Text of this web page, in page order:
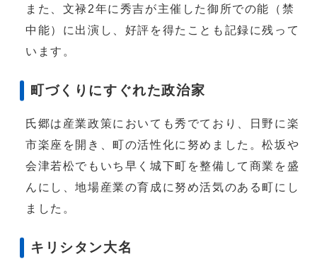
また、文禄2年に秀吉が主催した御所での能（禁
中能）に出演し、好評を得たことも記録に残って
います。
町づくりにすぐれた政治家
氏郷は産業政策においても秀でており、日野に楽
市楽座を開き、町の活性化に努めました。松坂や
会津若松でもいち早く城下町を整備して商業を盛
んにし、地場産業の育成に努め活気のある町にし
ました。
キリシタン大名